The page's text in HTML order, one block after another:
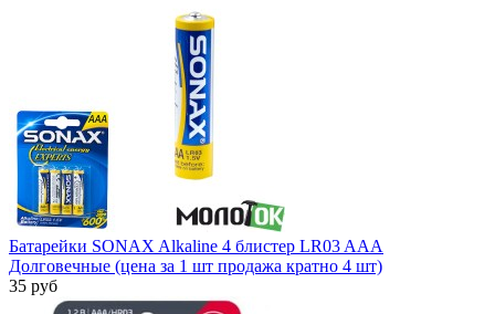
Батарейки SONAX Alkaline 4 блистер LR03 AAA
Долговечные (цена за 1 шт продажа кратно 4 шт)
35 руб